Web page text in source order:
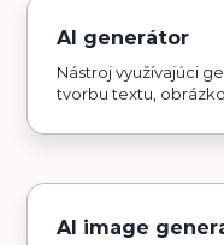
AI generátor
Nástroj využívajúci
tvorbu textu,
AI image